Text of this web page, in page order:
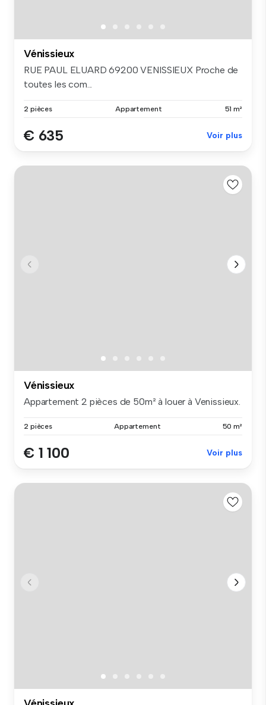
Vénissieux
RUE PAUL ELUARD 69200 VENISSIEUX Proche de
toutes les com...
2 pièces Appartement 51 m²
€ 635 Voir plus
Vénissieux
Appartement 2 pièces de 50m² à louer à Venissieux.
2 pièces Appartement 50 m²
€ 1 100 Voir plus